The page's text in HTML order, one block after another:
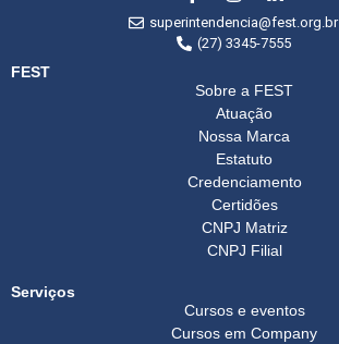
superintendencia@fest.org.br
(27) 3345-7555
FEST
Sobre a FEST
Atuação
Nossa Marca
Estatuto
Credenciamento
Certidões
CNPJ Matriz
CNPJ Filial
Serviços
Cursos e eventos
Cursos em Company